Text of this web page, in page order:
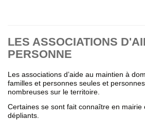
LES ASSOCIATIONS
PERSONNE
Les associations d’aide au maintien à
familles et personnes seules et
nombreuses sur le territoire.
Certaines se sont fait connaître en mairie
dépliants.